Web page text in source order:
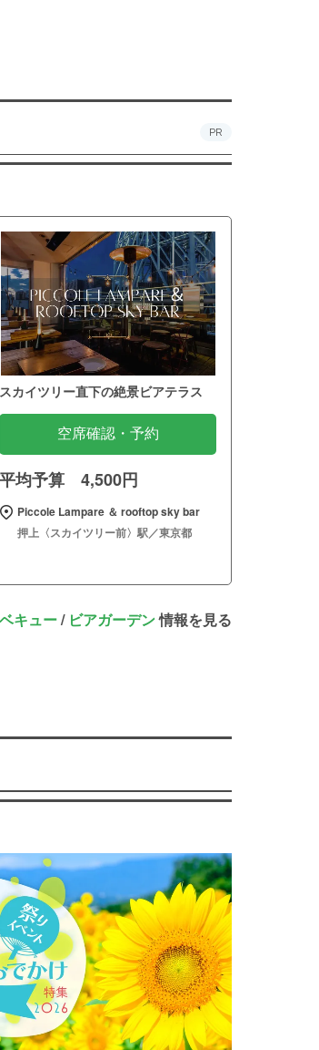
PR
スカイツリー直下の絶景ビアテラス
空席確認・予約
平均予算 4,500円
Piccole Lampare ＆ rooftop sky bar
押上〈スカイツリー前〉駅／東京都
キュー/ ビアガーデン情報を見る